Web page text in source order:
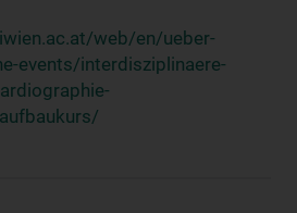
web/en/ueber-
events/interdisziplinaere-